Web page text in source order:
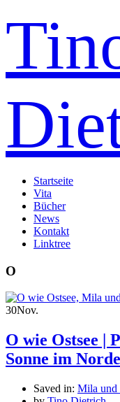
Startseite
Vita
Bücher
News
Kontakt
Linktree
O
30Nov.
O wie Ostsee |
Sonne im
Saved in: Mila und